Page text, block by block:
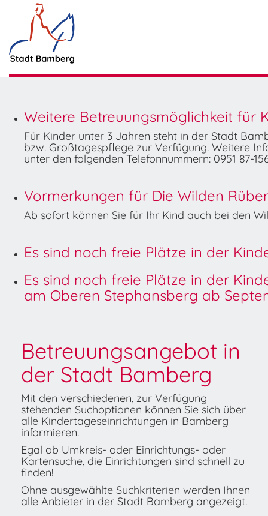
Weitere Betreuungsmöglichkeit für
Für Kinder unter 3 Jahren steht in der Stadt
bzw. Großtagespflege zur Verfügung. Weitere
unter den folgenden Telefonnummern: 0951 87-
Vormerkungen für Die Wilden
Ab sofort können Sie für Ihr Kind auch bei den
Es sind noch freie Plätze in der
Es sind noch freie Plätze in der
am Oberen Stephansberg ab
Betreuungsangebot in
der Stadt Bamberg
Mit den verschiedenen, zur Verfügung
stehenden Suchoptionen können Sie sich über
alle Kindertageseinrichtungen in Bamberg
informieren.
Egal ob Umkreis- oder Einrichtungs- oder
Kartensuche, die Einrichtungen sind schnell zu
finden!
Ohne ausgewählte Suchkriterien werden Ihnen
alle Anbieter in der Stadt Bamberg angezeigt.